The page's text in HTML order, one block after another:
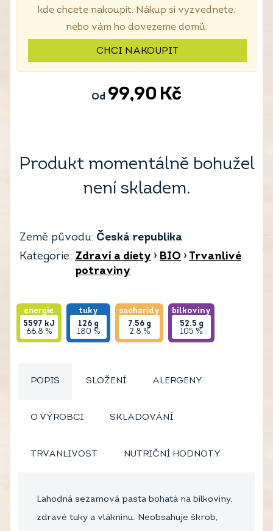
kde chcete nakoupit. Nákup si vyzvednete,
nebo vám ho dovezeme domů.
CHCI NAKOUPIT
Od 99,90 Kč
Produkt momentálně bohužel
není skladem.
Země původu: Česká republika
Kategorie: Zdraví a diety › BIO › Trvanlivé
potraviny
energie
5597 kJ
66.8 %
tuky
126 g
180 %
sacharidy
7.56 g
2.8 %
bílkoviny
52.5 g
105 %
POPIS SLOŽENÍ ALERGENY
O VÝROBCI SKLADOVÁNÍ
TRVANLIVOST NUTRIČNÍ HODNOTY
Lahodná sezamová pasta bohatá na bílkoviny,
zdravé tuky a vlákninu. Neobsahuje škrob,